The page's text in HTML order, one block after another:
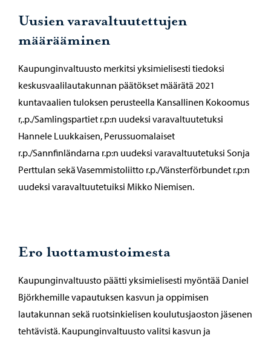
Uusien varavaltuutettujen
määrääminen
Kaupunginvaltuusto merkitsi yksimielisesti tiedoksi
keskusvaalilautakunnan päätökset määrätä 2021
kuntavaalien tuloksen perusteella Kansallinen Kokoomus
r,.p./Samlingspartiet r.p:n uudeksi varavaltuutetuksi
Hannele Luukkaisen, Perussuomalaiset
r.p./Sannfinländarna r.p:n uudeksi varavaltuutetuksi Sonja
Perttulan sekä Vasemmistoliitto r.p./Vänsterförbundet r.p:n
uudeksi varavaltuutetuiksi Mikko Niemisen.
Ero luottamustoimesta
Kaupunginvaltuusto päätti yksimielisesti myöntää Daniel
Björkhemille vapautuksen kasvun ja oppimisen
lautakunnan sekä ruotsinkielisen koulutusjaoston jäsenen
tehtävistä. Kaupunginvaltuusto valitsi kasvun ja